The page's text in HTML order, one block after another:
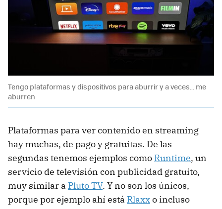
Tengo plataformas y dispositivos para aburrir y a veces... me
aburren
Plataformas para ver contenido en streaming
hay muchas, de pago y gratuitas. De las
segundas tenemos ejemplos como Runtime, un
servicio de televisión con publicidad gratuito,
muy similar a Pluto TV. Y no son los únicos,
porque por ejemplo ahí está Rlaxxo incluso